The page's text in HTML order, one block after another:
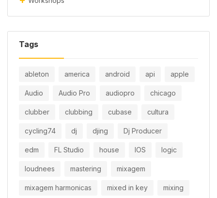
Tags
ableton america android api apple
Audio Audio Pro audiopro chicago
clubber clubbing cubase cultura
cycling74 dj djing Dj Producer
edm FL Studio house IOS logic
loudnees mastering mixagem
mixagem harmonicas mixed in key mixing